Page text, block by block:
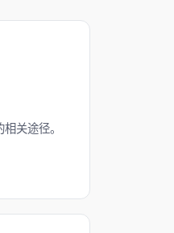
关途径。